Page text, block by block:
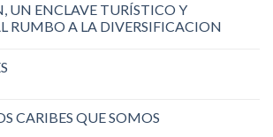
UN ENCLAVE TURÍSTICO Y
RUMBO A LA DIVERSIFICACION
CARIBES QUE SOMOS